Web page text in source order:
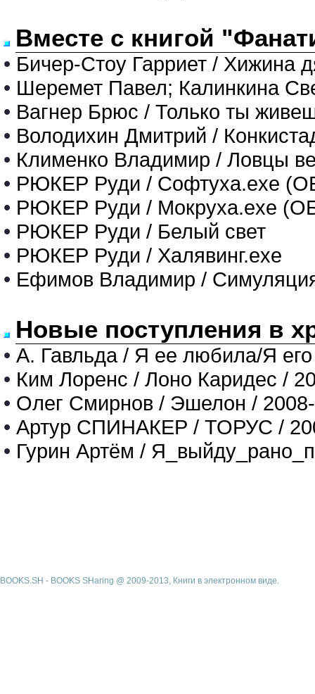
Вместе с книгой
• Бичер-Стоу Гарриет / Хижина
• Шеремет Павел; Калинкина
• Вагнер Брюс / Только ты
• Володихин Дмитрий /
• Клименко Владимир / Ловцы
• РЮКЕР Руди / Софтуха.exe
• РЮКЕР Руди / Мокруха.exe
• РЮКЕР Руди / Белый свет
• РЮКЕР Руди / Халявинг.exe
• Ефимов Владимир /
Новые поступления в
• А. Гавльда / Я ее любила/Я
• Ким Лоренс / Лоно Каридес /
• Олег Смирнов / Эшелон /
• Артур СПИНАКЕР / ТОРУС /
• Гурин Артём /
BOOKS.SH - BOOKS SHaring @ 2009-2013, Книги в электронном виде.